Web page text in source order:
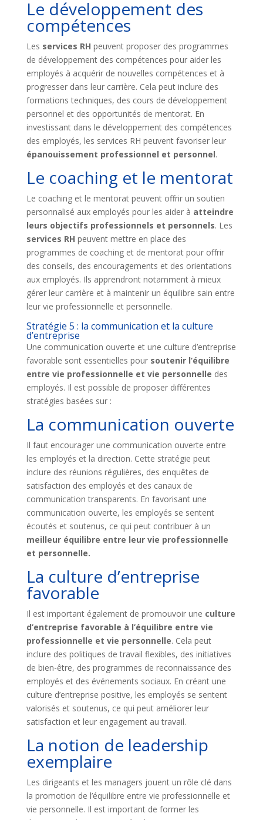
Le développement des
compétences
Les services RH peuvent proposer des programmes
de développement des compétences pour aider les
employés à acquérir de nouvelles compétences et à
progresser dans leur carrière. Cela peut inclure des
formations techniques, des cours de développement
personnel et des opportunités de mentorat. En
investissant dans le développement des compétences
des employés, les services RH peuvent favoriser leur
épanouissement professionnel et personnel.
Le coaching et le mentorat
Le coaching et le mentorat peuvent offrir un soutien
personnalisé aux employés pour les aider à atteindre
leurs objectifs professionnels et personnels. Les
services RH peuvent mettre en place des
programmes de coaching et de mentorat pour offrir
des conseils, des encouragements et des orientations
aux employés. Ils apprendront notamment à mieux
gérer leur carrière et à maintenir un équilibre sain entre
leur vie professionnelle et personnelle.
Stratégie 5 : la communication et la culture
d’entreprise
Une communication ouverte et une culture d’entreprise
favorable sont essentielles pour soutenir l’équilibre
entre vie professionnelle et vie personnelle des
employés. Il est possible de proposer différentes
stratégies basées sur :
La communication ouverte
Il faut encourager une communication ouverte entre
les employés et la direction. Cette stratégie peut
inclure des réunions régulières, des enquêtes de
satisfaction des employés et des canaux de
communication transparents. En favorisant une
communication ouverte, les employés se sentent
écoutés et soutenus, ce qui peut contribuer à un
meilleur équilibre entre leur vie professionnelle
et personnelle.
La culture d’entreprise
favorable
Il est important également de promouvoir une culture
d’entreprise favorable à l’équilibre entre vie
professionnelle et vie personnelle. Cela peut
inclure des politiques de travail flexibles, des initiatives
de bien-être, des programmes de reconnaissance des
employés et des événements sociaux. En créant une
culture d’entreprise positive, les employés se sentent
valorisés et soutenus, ce qui peut améliorer leur
satisfaction et leur engagement au travail.
La notion de leadership
exemplaire
Les dirigeants et les managers jouent un rôle clé dans
la promotion de l’équilibre entre vie professionnelle et
vie personnelle. Il est important de former les